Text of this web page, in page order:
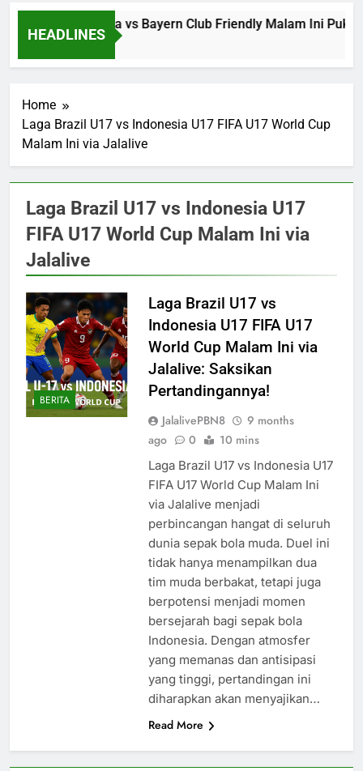
HEADLINES
Jalalive Aston Villa vs Bayern Club Friendly Malam Ini
2 Hours Ago
Home
Laga Brazil U17 vs Indonesia U17 FIFA U17 World Cup
Malam Ini via Jalalive
Laga Brazil U17 vs Indonesia U17
FIFA U17 World Cup Malam Ini via
Jalalive
BERITA
Laga Brazil U17 vs
Indonesia U17 FIFA U17
World Cup Malam Ini via
Jalalive: Saksikan
Pertandingannya!
JalalivePBN8
9 months
ago
0 10 mins
Laga Brazil U17 vs Indonesia U17
FIFA U17 World Cup Malam Ini
via Jalalive menjadi
perbincangan hangat di seluruh
dunia sepak bola muda. Duel ini
tidak hanya menampilkan dua
tim muda berbakat, tetapi juga
berpotensi menjadi momen
bersejarah bagi sepak bola
Indonesia. Dengan atmosfer
yang memanas dan antisipasi
yang tinggi, pertandingan ini
diharapkan akan menyajikan…
Read More